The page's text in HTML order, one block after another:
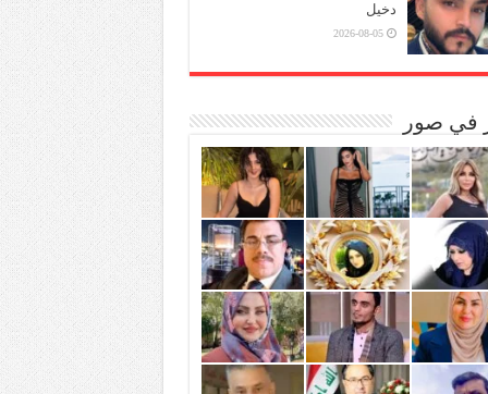
دخيل
2026-08-05
في صور